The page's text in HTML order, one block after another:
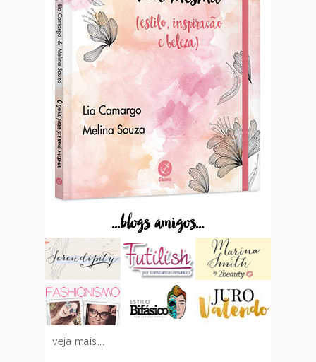
...blogs amigos...
veja mais...